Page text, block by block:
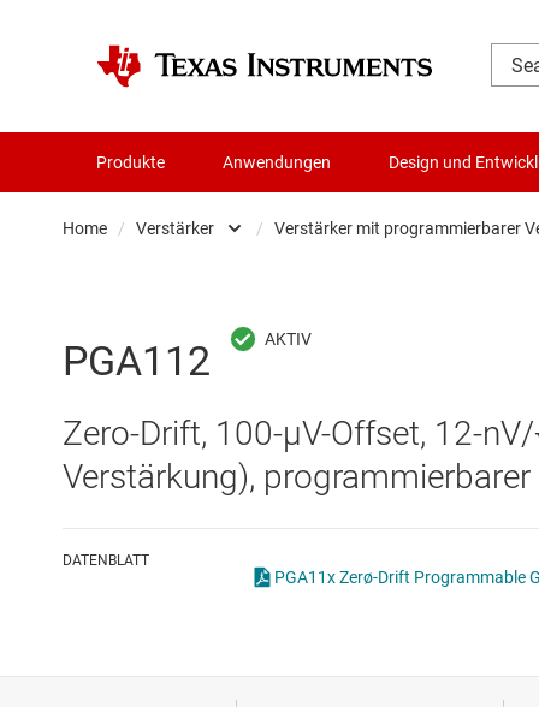
Produkte Anwendungen Design und
Home / Verstärker
Batteriemanagement-ICs
Die- & Wafer-Services
DLP-Produkte
/ Verstärker mit programmierbarer
Other amplifiers
PGA112
Zero-Drift, 100-µV-Offset, 12-
Verstärkung), programmierbarer
DATENBLATT